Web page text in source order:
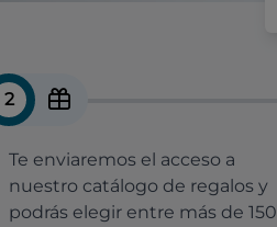
2
Te enviaremos el acceso a
nuestro catálogo de regalos y
podrás elegir entre más de 150